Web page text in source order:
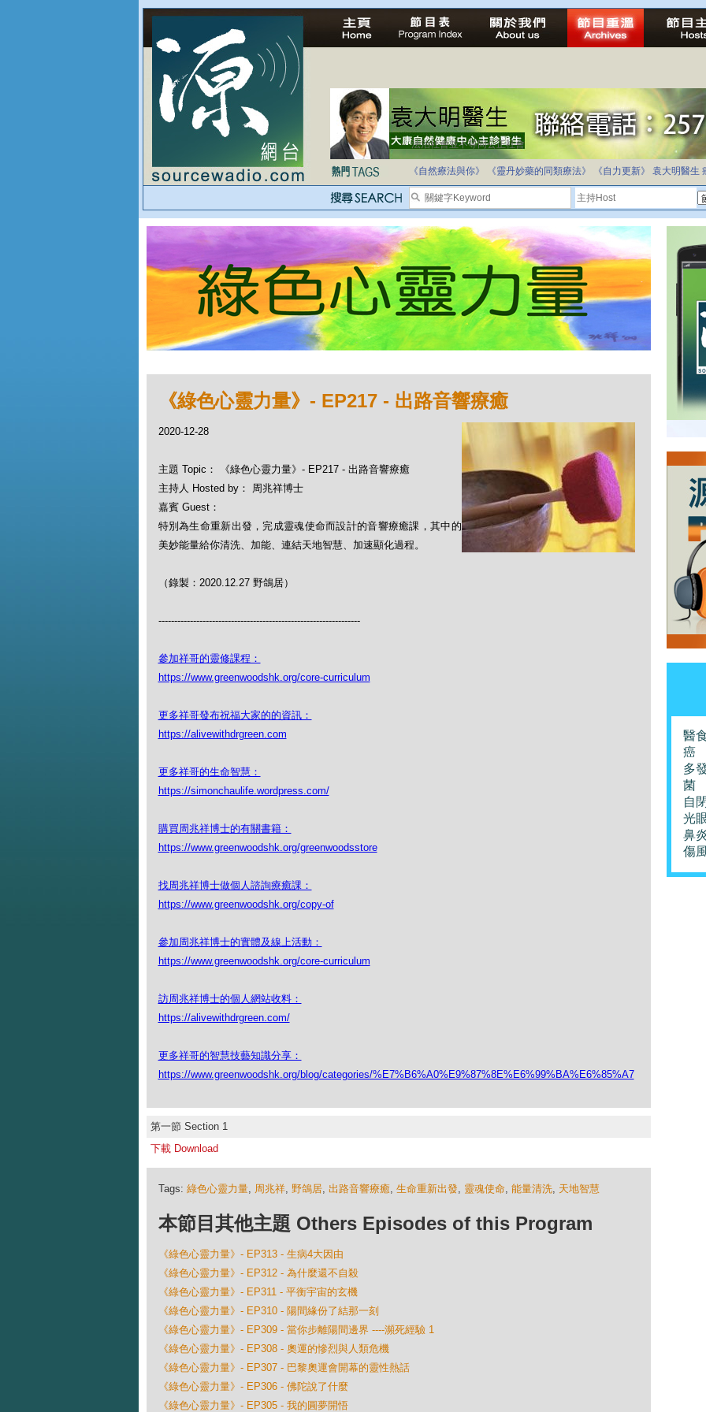
法治社會並不等同公正社會
自家教育合法化-推動多元化教育，全民學卷制
《自然療法與你》
《靈丹妙藥的同類療法》 《自力更新》 袁大明醫生
《綠色心靈力量》- EP217 - 出路音響療癒
2020-12-28
主題 Topic： 《綠色心靈力量》- EP217 - 出路音響療癒
主持人 Hosted by： 周兆祥博士
嘉賓 Guest：
特別為生命重新出發，完成靈魂使命而設計的音響療癒課，其中的
美妙能量給你清洗、加能、連結天地智慧、加速顯化過程。
（錄製：2020.12.27 野鴿居）
----------------------------------------------------------------
參加祥哥的靈修課程：
https://www.greenwoodshk.org/core-curriculum
更多祥哥發布祝福大家的的資訊：
https://alivewithdrgreen.com
更多祥哥的生命智慧：
https://simonchaulife.wordpress.com/
購買周兆祥博士的有關書籍：
https://www.greenwoodshk.org/greenwoodsstore
找周兆祥博士做個人諮詢療癒課：
https://www.greenwoodshk.org/copy-of
參加周兆祥博士的實體及線上活動：
https://www.greenwoodshk.org/core-curriculum
訪周兆祥博士的個人網站收料：
https://alivewithdrgreen.com/
更多祥哥的智慧技藝知識分享：
https://www.greenwoodshk.org/blog/categories/%E7%B6%A0%E9%87%8E%E6%99%BA%E6%85%A7
第一節 Section 1
下載 Download
Tags: 綠色心靈力量, 周兆祥, 野鴿居, 出路音響療癒, 生命重新出發, 靈魂使命, 能量清洗, 天地智慧
本節目其他主題 Others Episodes of this Program
《綠色心靈力量》- EP313 - 生病4大因由
《綠色心靈力量》- EP312 - 為什麼還不自殺
《綠色心靈力量》- EP311 - 平衡宇宙的玄機
《綠色心靈力量》- EP310 - 陽間緣份了結那一刻
《綠色心靈力量》- EP309 - 當你步離陽間邊界 ----瀕死經驗 1
《綠色心靈力量》- EP308 - 奧運的慘烈與人類危機
《綠色心靈力量》- EP307 - 巴黎奧運會開幕的靈性熱話
《綠色心靈力量》- EP306 - 佛陀說了什麼
《綠色心靈力量》- EP305 - 我的圓夢開悟
醫
癌
多
菌
自
光
鼻
傷